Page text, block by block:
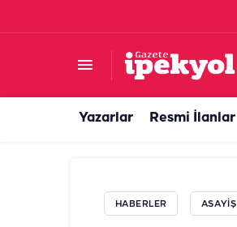
Yazarlar Resmi İlanlar
HABERLER ASAYIŞ
Otomobilden yola çöp